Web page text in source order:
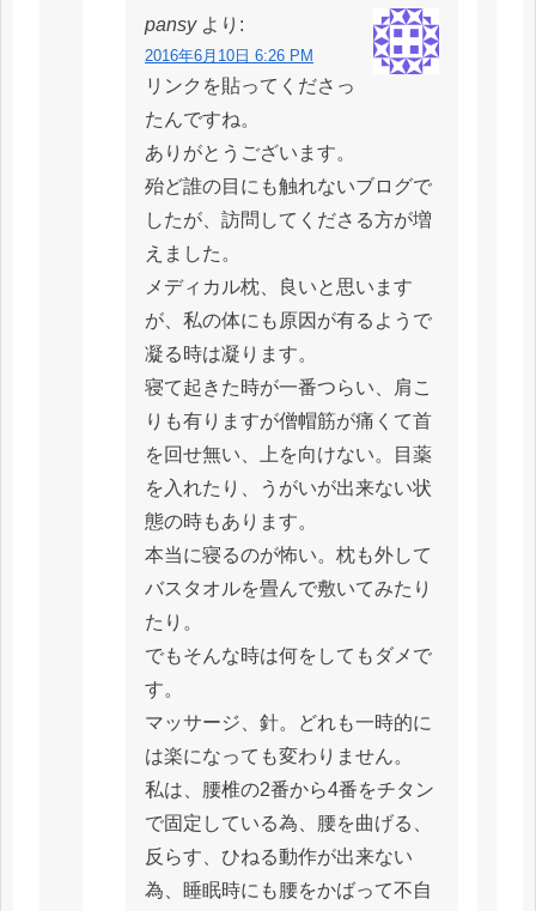
pansy より:
2016年6月10日 6:26 PM
リンクを貼ってくださっ
たんですね。
ありがとうございます。
殆ど誰の目にも触れないブログで
したが、訪問してくださる方が増
えました。
メディカル枕、良いと思います
が、私の体にも原因が有るようで
凝る時は凝ります。
寝て起きた時が一番つらい、肩こ
りも有りますが僧帽筋が痛くて首
を回せ無い、上を向けない。目薬
を入れたり、うがいが出来ない状
態の時もあります。
本当に寝るのが怖い。枕も外して
バスタオルを畳んで敷いてみたり
たり。
でもそんな時は何をしてもダメで
す。
マッサージ、針。どれも一時的に
は楽になっても変わりません。
私は、腰椎の2番から4番をチタン
で固定している為、腰を曲げる、
反らす、ひねる動作が出来ない
為、睡眠時にも腰をかばって不自